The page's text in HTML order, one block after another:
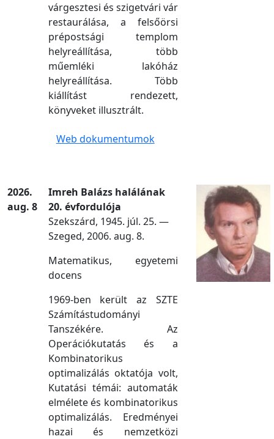
várgesztesi és szigetvári vár
restaurálása, a felsőörsi
prépostsági templom
helyreállítása, több
műemléki lakóház
helyreállítása. Több
kiállítást rendezett,
könyveket illusztrált.
Web dokumentumok
2026.
aug. 8
Imreh Balázs halálának
20. évfordulója
Szekszárd, 1945. júl. 25. —
Szeged, 2006. aug. 8.
Matematikus, egyetemi
docens
1969-ben került az SZTE
Számítástudományi
Tanszékére. Az
Operációkutatás és a
Kombinatorikus
optimalizálás oktatója volt,
Kutatási témái: automaták
elmélete és kombinatorikus
optimalizálás. Eredményei
hazai és nemzetközi